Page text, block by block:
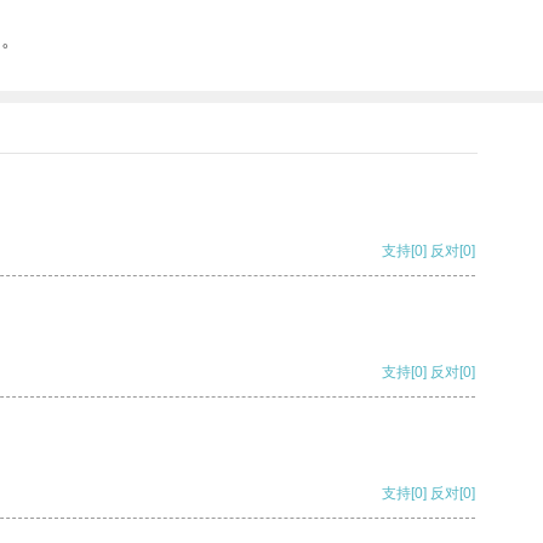
支持[0] 反对[0]
支持[0] 反对[0]
支持[0] 反对[0]